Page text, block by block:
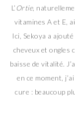
L’ Ortie,
vitamines A et E,
Ici, Sekoya a
cheveux et ongles
baisse de vitalité.
en ce moment,
cure : beaucoup